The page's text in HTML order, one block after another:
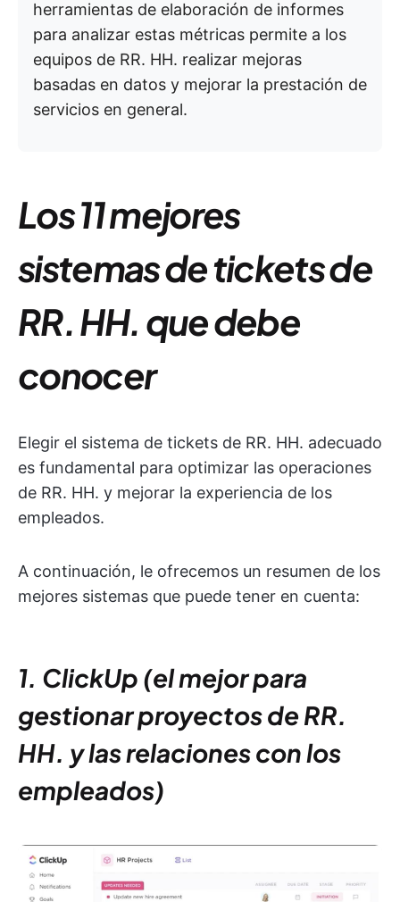
herramientas de elaboración de informes
para analizar estas métricas permite a los
equipos de RR. HH. realizar mejoras
basadas en datos y mejorar la prestación de
servicios en general.
Los 11 mejores
sistemas de tickets de
RR. HH. que debe
conocer
Elegir el sistema de tickets de RR. HH. adecuado
es fundamental para optimizar las operaciones
de RR. HH. y mejorar la experiencia de los
empleados.
A continuación, le ofrecemos un resumen de los
mejores sistemas que puede tener en cuenta:
1. ClickUp (el mejor para
gestionar proyectos de RR.
HH. y las relaciones con los
empleados)